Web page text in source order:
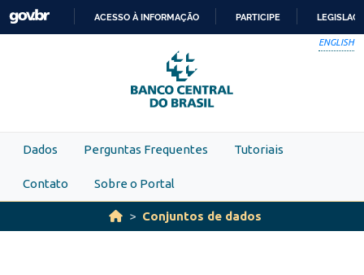
Skip to main content
PARA
O
CONTEÚDO
ACESSO À INFORMAÇÃO PARTICIPE
ENGLISH
Dados Perguntas Frequentes Tutoriais
Contato Sobre o Portal
Conjuntos de dados